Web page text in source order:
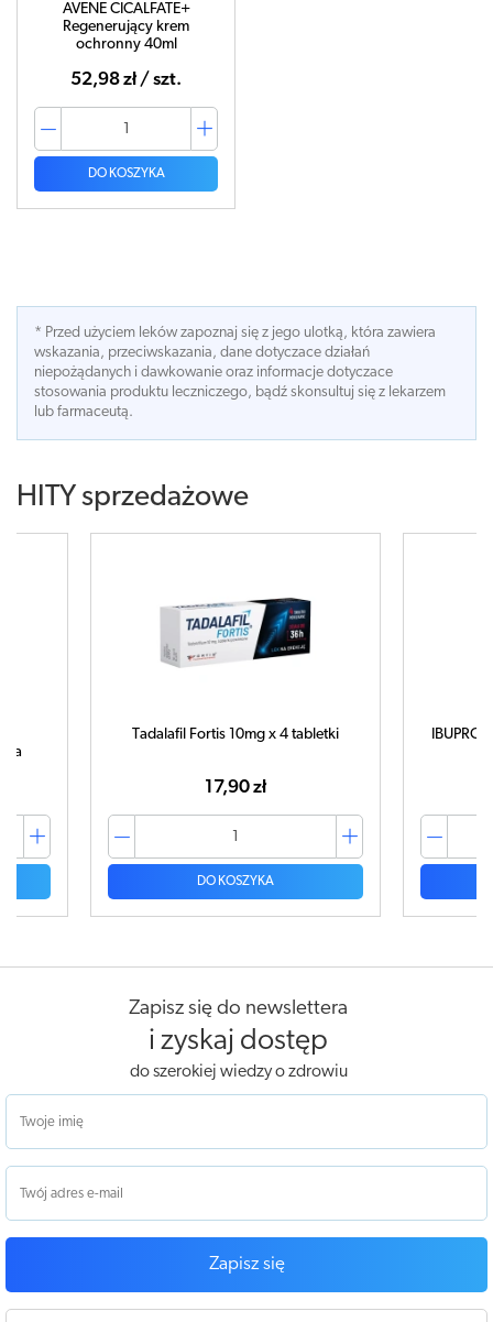
AVENE CICALFATE+
Regenerujący krem
ochronny 40ml
52,98 zł / szt.
DO KOSZYKA
* Przed użyciem leków zapoznaj się z jego ulotką, która zawiera
wskazania, przeciwskazania, dane dotyczace działań
niepożądanych i dawkowanie oraz informacje dotyczace
stosowania produktu leczniczego, bądź skonsultuj się z lekarzem
lub farmaceutą.
HITY sprzedażowe
Tadalafil Fortis 10mg x 4 tabletki
17,90 zł
DO KOSZYKA
Zapisz się do newslettera
i zyskaj dostęp
do szerokiej wiedzy o zdrowiu
Zapisz się